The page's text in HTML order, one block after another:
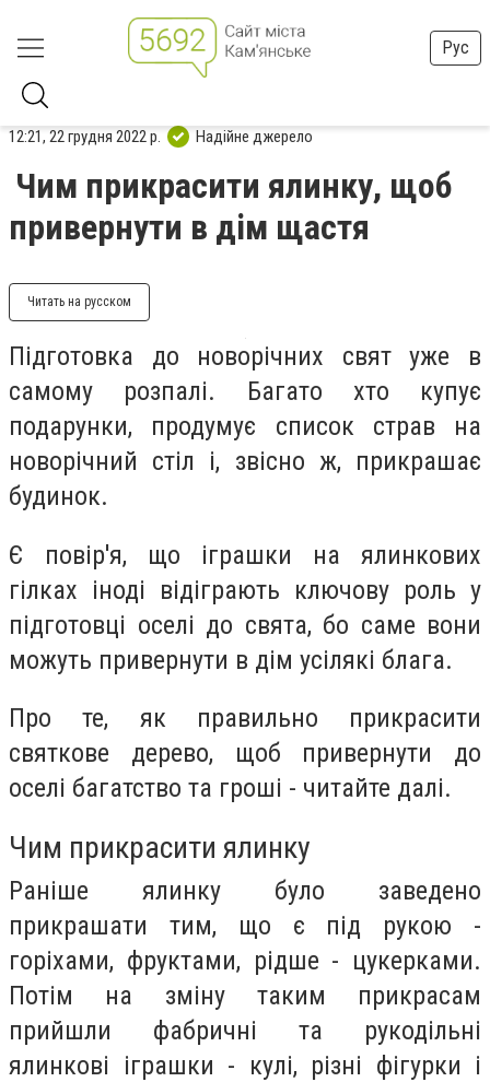
Рус
12:21, 22 грудня 2022 р. Надійне джерело
Чим прикрасити ялинку, щоб
привернути в дім щастя
Читать на русском
Підготовка до новорічних свят уже в
самому розпалі. Багато хто купує
подарунки, продумує список страв на
новорічний стіл і, звісно ж, прикрашає
будинок.
Є повір'я, що іграшки на ялинкових
гілках іноді відіграють ключову роль у
підготовці оселі до свята, бо саме вони
можуть привернути в дім усілякі блага.
Про те, як правильно прикрасити
святкове дерево, щоб привернути до
оселі багатство та гроші - читайте далі.
Чим прикрасити ялинку
Раніше ялинку було заведено
прикрашати тим, що є під рукою -
горіхами, фруктами, рідше - цукерками.
Потім на зміну таким прикрасам
прийшли фабричні та рукодільні
ялинкові іграшки - кулі, різні фігурки і